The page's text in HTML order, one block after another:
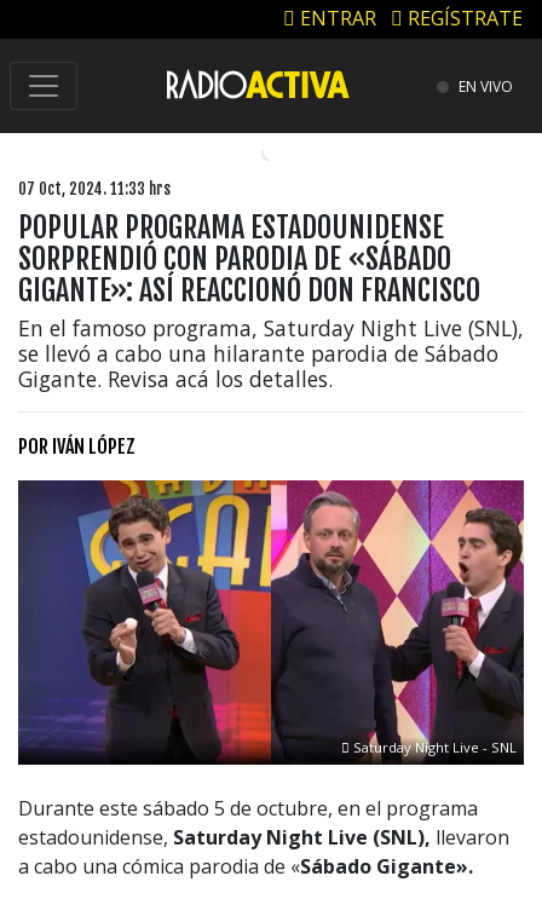
ENTRAR REGÍSTRATE
EN VIVO
07 Oct, 2024. 11:33 hrs
POPULAR PROGRAMA ESTADOUNIDENSE
SORPRENDIÓ CON PARODIA DE «SÁBADO
GIGANTE»: ASÍ REACCIONÓ DON FRANCISCO
En el famoso programa, Saturday Night Live (SNL),
se llevó a cabo una hilarante parodia de Sábado
Gigante. Revisa acá los detalles.
POR IVÁN LÓPEZ
Saturday Night Live - SNL
Durante este sábado 5 de octubre, en el programa
estadounidense, Saturday Night Live (SNL), llevaron
a cabo una cómica parodia de «Sábado Gigante».